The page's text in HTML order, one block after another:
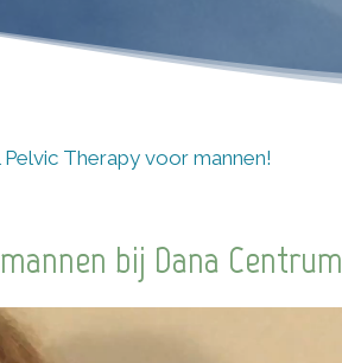
Pelvic Therapy voor mannen!
bij Dana Centrum